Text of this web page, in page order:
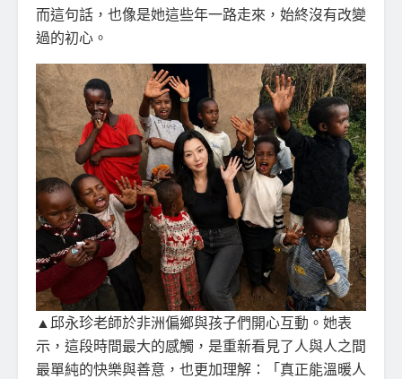
而這句話，也像是她這些年一路走來，始終沒有改變
過的初心。
▲邱永珍老師於非洲偏鄉與孩子們開心互動。她表
示，這段時間最大的感觸，是重新看見了人與人之間
最單純的快樂與善意，也更加理解：「真正能溫暖人